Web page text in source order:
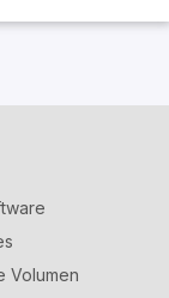
Volumen